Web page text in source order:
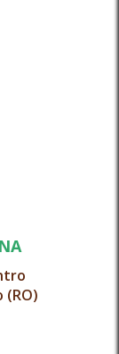
(RO)